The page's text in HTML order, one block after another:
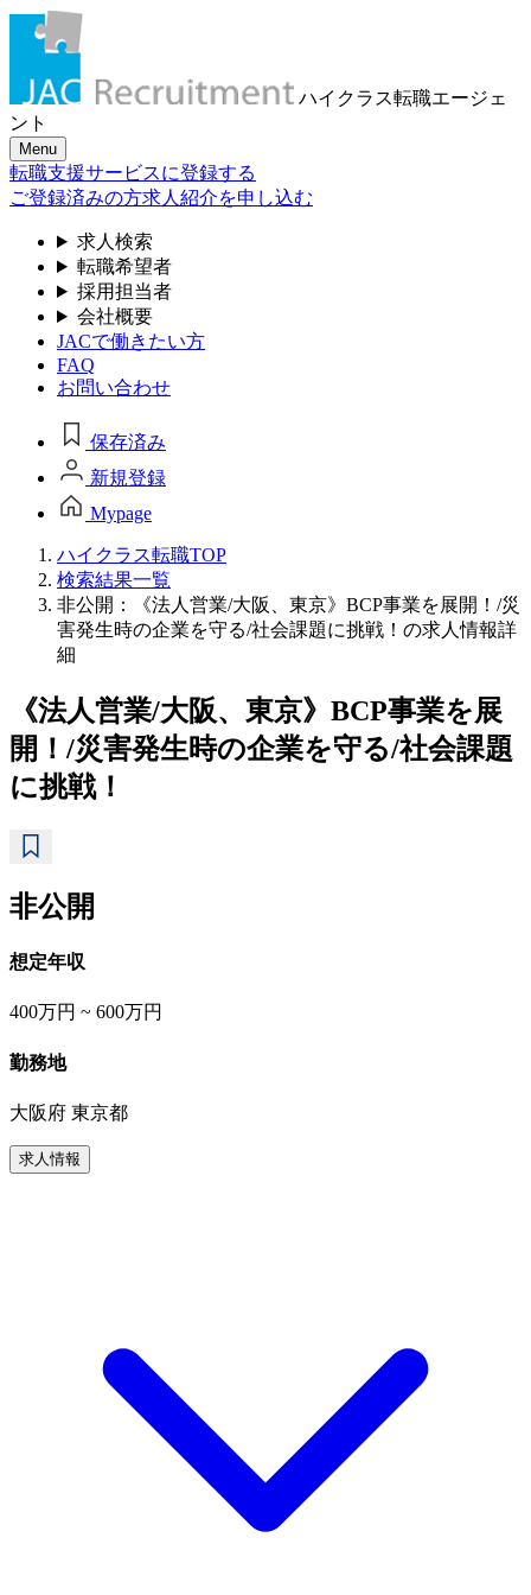
ハイクラス転職エージェ
ント
Menu
転職支援サービスに登録する
ご登録済みの方求人紹介を申し込む
求人検索
転職希望者
採用担当者
会社概要
JACで働きたい方
FAQ
お問い合わせ
保存済み
新規登録
Mypage
ハイクラス転職TOP
検索結果一覧
非公開：《法人営業/大阪、東京》BCP事業を展開！/災
害発生時の企業を守る/社会課題に挑戦！の求人情報詳
細
《法人営業/大阪、東京》BCP事業を展
開！/災害発生時の企業を守る/社会課題
に挑戦！
非公開
想定年収
400万円 ~ 600万円
勤務地
大阪府 東京都
求人情報